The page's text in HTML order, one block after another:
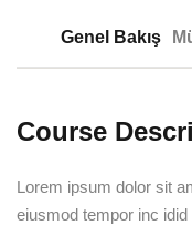
Genel Bakış
Course
Lorem ipsum dolor sit
eiusmod tempor inc